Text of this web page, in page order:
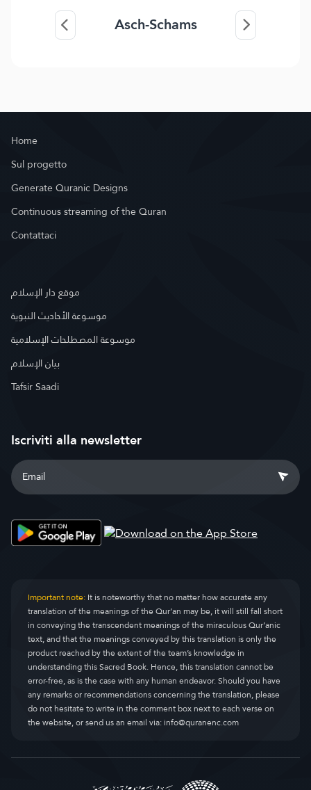
Asch-Schams
Home
Sul progetto
Generate Quranic Designs
Continuous streaming of the Quran
Contattaci
موقع دار الإسلام
موسوعة الأحاديث النبوية
موسوعة المصطلحات الإسلامية
بيان الإسلام
Tafsir Saadi
Iscriviti alla newsletter
Important note:It is noteworthy that no matter how accurate any
translation of the meanings of the Qur’an may be, it will still fall short
in conveying the transcendent meanings of the miraculous Qur’anic
text, and that the meanings conveyed by this translation is only the
product reached by the extent of the team’s knowledge in
understanding this Sacred Book. Hence, this translation cannot be
error-free, as is the case with any human endeavor. Should you have
any remarks or recommendations concerning the translation, please
do not hesitate to write in the comment box next to each verse on
the website, or send us an email via:info@quranenc.com